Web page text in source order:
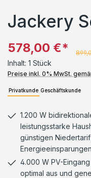
Jackery
578,00 €*
Inhalt: 1 Stück
Preise inkl. 0% MwSt.
Privatkunde Geschäftskunde
1.200 W
leistungsstarke
günstigen
4.000 W PV-
optimal aus und